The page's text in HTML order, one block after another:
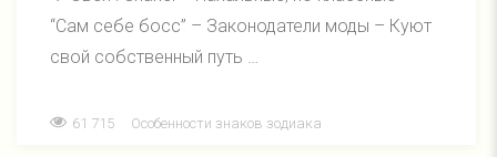
“Сам себе босс” – Законодатели моды – Куют
свой собственный путь …
61 715 Особенности знаков зодиака